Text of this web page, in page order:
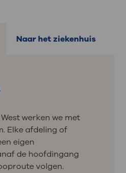
Naar het ziekenhuis
werken we met
Elke afdeling of
eigen
de hoofdingang
volgen.